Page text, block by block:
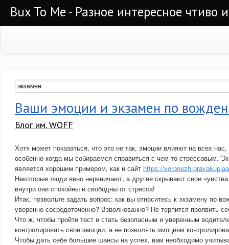
Bux To Me - Разное интересное чтиво
Ваши эмоции и экзамен по
Блог им. WOFF
Хотя может показаться, что это не так, эмоции влияют на всех
особенно когда мы собираемся справиться с чем-то стрессовым.
является хорошим примером, как и сайт https://
Некоторые люди явно нервничают, а другие скрывают свои
внутри они спокойны и свободны от стресса!
Итак, позвольте задать вопрос: как вы относитесь к экзамену по
уверенно сосредоточенно? Взволнованно? Не терпится проявить
Что ж, чтобы пройти тест и стать безопасным и уверенным
контролировать свои эмоции, а не позволять эмоциям
Чтобы дать себе большие шансы на успех, вам необходимо